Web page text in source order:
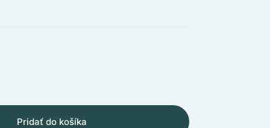
Pridať do košíka